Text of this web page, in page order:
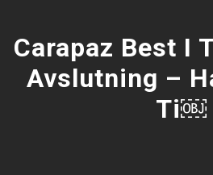
Carapaz Best I
Avslutning –
Ti￼